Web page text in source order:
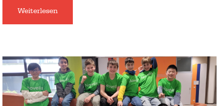
Weiterlesen